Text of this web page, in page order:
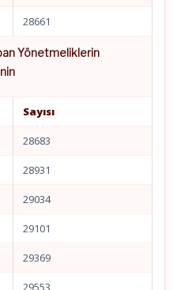
28661
Yönetmeliklerin
Sayısı
28683
28931
29034
29101
29369
29553